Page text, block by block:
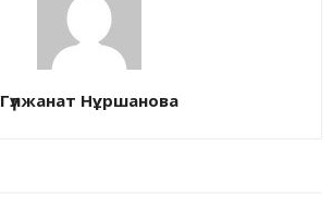
Гүлжанат Нұршанова